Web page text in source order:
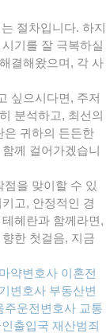
절차입니다. 하지
기를 잘 극복하실
결해왔으며, 각 사
싶으시다면, 주저
분석하고, 최선의
은 귀하의 든든한
께 걸어가겠습니
을 맞이할 수 있
고, 안정적인 경
헤란과 함께라면,
한 첫걸음, 지금
마약변호사 이혼전
변호사 부동산변
주운전변호사 교통
출입국 재산범죄